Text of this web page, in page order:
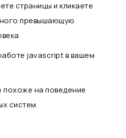
страницы и кликаете
превышающую
javascript в вашем
похоже на поведение
систем